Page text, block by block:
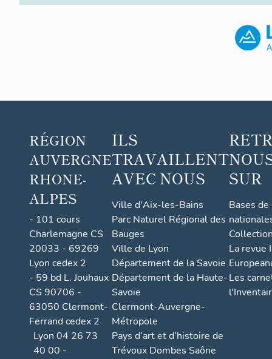
la structure
construction"
morphologie,
RÉGION
AUVERGNE
RHONE-
ALPES
- 101 cours
Charlemagne CS
20033 - 69269
Lyon cedex 2
- 59 bd L. Jouhaux
CS 90706 -
63050 Clermont-
Ferrand cedex 2
Lyon 04 26 73
40 00 -
ILS
TRAVAILLENT
AVEC NOUS
Ville d'Aix-les-Bains
Parc Naturel Régional des
Bauges
Ville de Lyon
Département de la Savoie
Département de la Haute-
Savoie
Clermont-Auvergne-
Métropole
Pays d’art et d’histoire de
Trévoux Dombes Saône
SUR
Bases
La revue
Les